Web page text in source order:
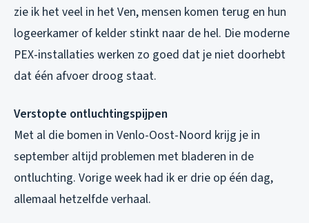
zie ik het veel in het Ven, mensen komen terug en hun
logeerkamer of kelder stinkt naar de hel. Die moderne
PEX-installaties werken zo goed dat je niet doorhebt
dat één afvoer droog staat.
Verstopte ontluchtingspijpen
Met al die bomen in Venlo-Oost-Noord krijg je in
september altijd problemen met bladeren in de
ontluchting. Vorige week had ik er drie op één dag,
allemaal hetzelfde verhaal.